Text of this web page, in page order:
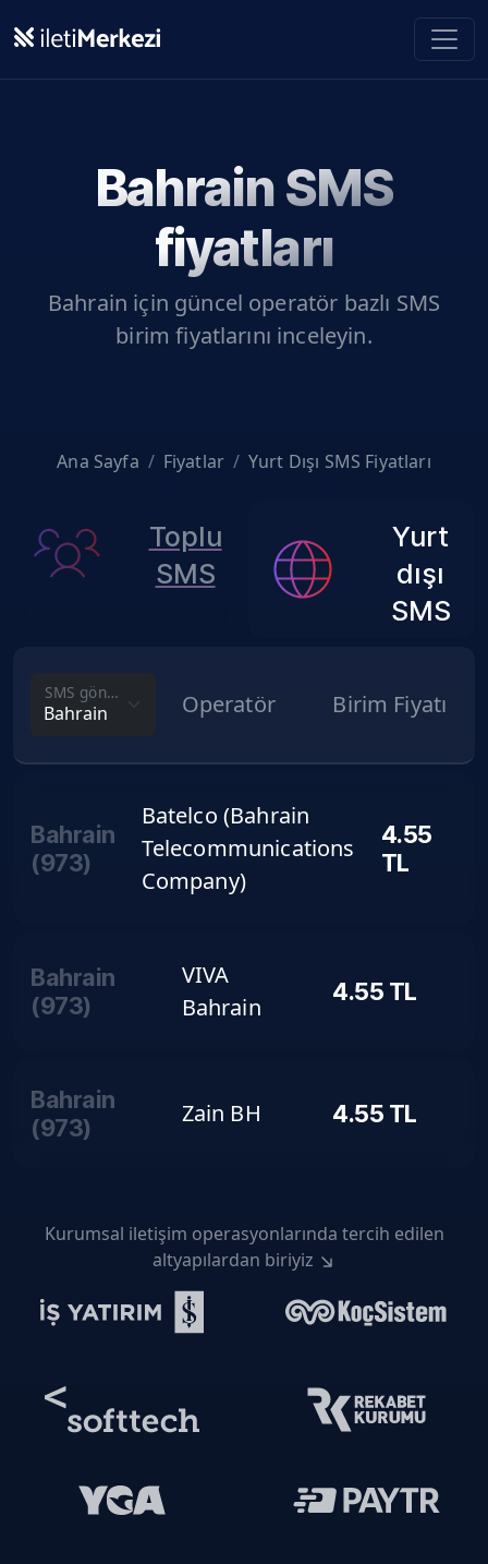
BahrainSMS
fiyatları
Bahrain için güncel operatör bazlı SMS
birim fiyatlarını inceleyin.
Ana Sayfa Fiyatlar Yurt Dışı SMS Fiyatları
Toplu
SMS
Yurt
dışı
SMS
SMS gönderim fiyatını görmek istediğin ülke Operatör Birim Fiyatı
Bahrain
(973)
Batelco (Bahrain
Telecommunications
Company)
4.55
TL
Bahrain
(973)
VIVA
Bahrain
4.55 TL
Bahrain
(973) Zain BH 4.55 TL
Kurumsal iletişim operasyonlarında tercih edilen
altyapılardan biriyiz